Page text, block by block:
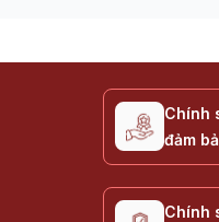
Chính
đảm
Chính